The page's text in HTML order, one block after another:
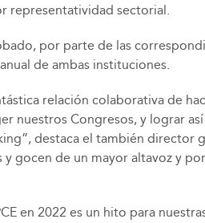
representatividad sectorial.
por parte de las
de ambas instituciones.
relación colaborativa de
nuestros Congresos, y lograr
destaca el también director
y gocen de un mayor altavoz y
en 2022 es un hito para